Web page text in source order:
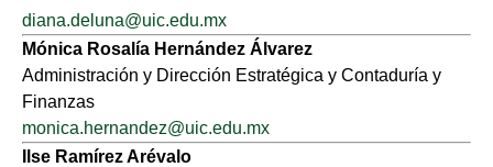
diana.deluna@uic.edu.mx
Mónica Rosalía Hernández Álvarez
Administración y Dirección Estratégica y Contaduría y
Finanzas
monica.hernandez@uic.edu.mx
Ilse Ramírez Arévalo